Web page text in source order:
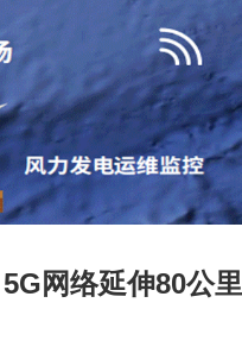
网络延伸80公里